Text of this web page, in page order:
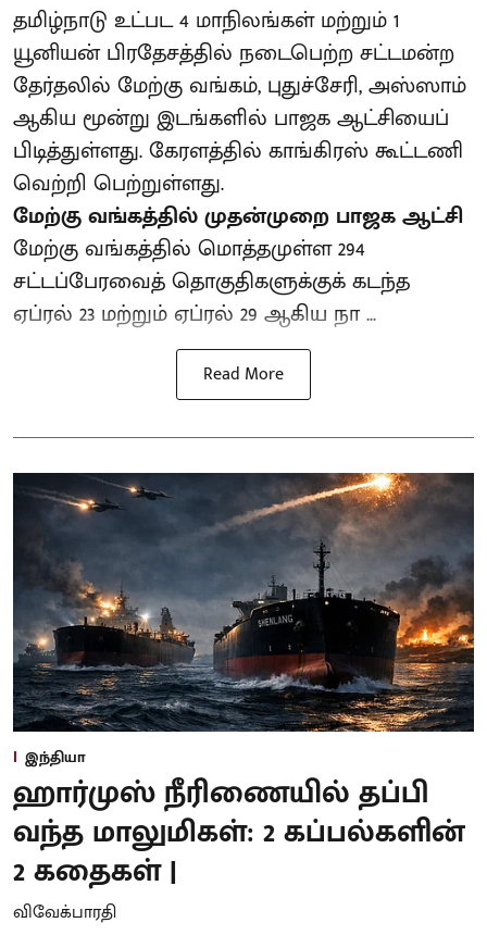
தமிழ்நாடு உட்பட 4 மாநிலங்கள் மற்றும் 1
யூனியன் பிரதேசத்தில் நடைபெற்ற சட்டமன்ற
தேர்தலில் மேற்கு வங்கம், புதுச்சேரி, அஸ்ஸாம்
ஆகிய மூன்று இடங்களில் பாஜக ஆட்சியைப்
பிடித்துள்ளது. கேரளத்தில் காங்கிரஸ் கூட்டணி
வெற்றி பெற்றுள்ளது.
மேற்கு வங்கத்தில் முதன்முறை பாஜக ஆட்சி
மேற்கு வங்கத்தில் மொத்தமுள்ள 294
சட்டப்பேரவைத் தொகுதிகளுக்குக் கடந்த
ஏப்ரல் 23 மற்றும் ஏப்ரல் 29 ஆகிய நா ...
Read More
இந்தியா
ஹார்முஸ் நீரிணையில் தப்பி
வந்த மாலுமிகள்: 2 கப்பல்களின்
2 கதைகள் |
விவேக்பாரதி